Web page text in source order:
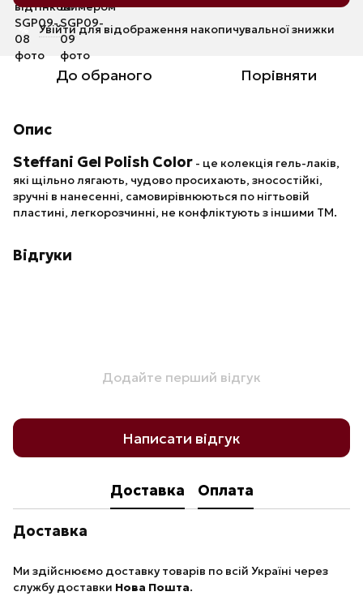
% Увійтидля відображення накопичувальної знижки
До обраного Порівняти
Опис
Steffani Gel Polish Color - це колекція гель-лаків,
які щільно лягають, чудово просихають, зносостійкі,
зручні в нанесенні, самовирівнюються по нігтьовій
пластині, легкорозчинні, не конфліктують з іншими ТМ.
Відгуки
Додайте перший відгук
Написати відгук
Доставка Оплата
Доставка
Ми здійснюємо доставку товарів по всій Україні через
службу доставки Нова Пошта.